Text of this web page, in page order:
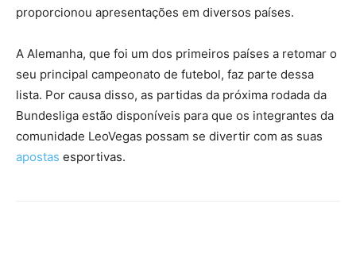
proporcionou apresentações em diversos países.
A Alemanha, que foi um dos primeiros países a retomar o
seu principal campeonato de futebol, faz parte dessa
lista. Por causa disso, as partidas da próxima rodada da
Bundesliga estão disponíveis para que os integrantes da
comunidade LeoVegas possam se divertir com as suas
apostas esportivas.